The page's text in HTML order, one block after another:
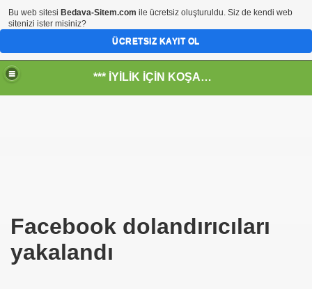
*** İYİLİK İÇİN KOŞANLARIN YERİ***
Facebook dolandırıcıları
yakalandı
Bu web sitesi Bedava-Sitem.com ile ücretsiz oluşturuldu. Siz de kendi web
sitenizi ister misiniz?
ÜCRETSIZ KAYIT OL